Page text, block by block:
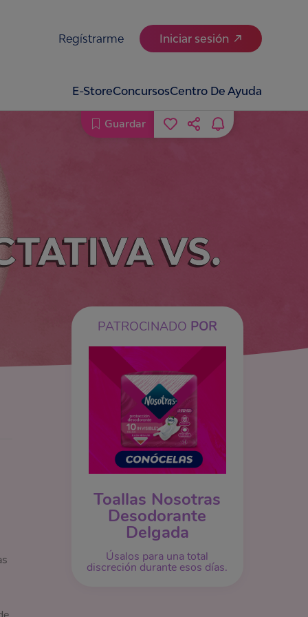
Regístrarme Iniciar sesión
E-StoreConcursosCentro De Ayuda
VS.
PATROCINADO POR
Toallas Nosotras
Desodorante
Delgada
Úsalos para una total
discreción durante esos días.
Guardar